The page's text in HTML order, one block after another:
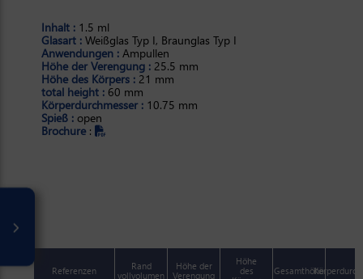
Inhalt : 1.5 ml
Glasart : Weißglas Typ I, Braunglas Typ I
Anwendungen : Ampullen
Höhe der Verengung : 25.5 mm
Höhe des Körpers : 21 mm
total height : 60 mm
Körperdurchmesser : 10.75 mm
Spieß : open
Brochure :
Referenzen
Rand
vollvolumen
Höhe der
Verengung
Höhe
des
Gesamthöhe